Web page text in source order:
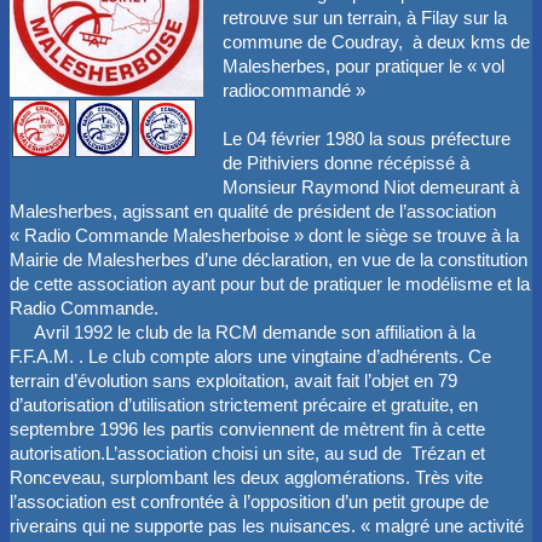
Nos constructions ▼
Petites Annonces
Espace Adhérents ▼
retrouve sur un terrain, à Filay sur la
commune de Coudray, à deux kms de
Malesherbes, pour pratiquer le « vol
radiocommandé »
Le 04 février 1980 la sous préfecture
de Pithiviers donne récépissé à
Monsieur Raymond Niot demeurant à
Malesherbes, agissant en qualité de président de l’association
« Radio Commande Malesherboise » dont le siège se trouve à la
Mairie de Malesherbes d’une déclaration, en vue de la constitution
de cette association ayant pour but de pratiquer le modélisme et la
Radio Commande.
Avril 1992 le club de la RCM demande son affiliation à la
F.F.A.M. . Le club compte alors une vingtaine d’adhérents. Ce
terrain d’évolution sans exploitation, avait fait l’objet en 79
d’autorisation d’utilisation strictement précaire et gratuite, en
septembre 1996 les partis conviennent de mètrent fin à cette
autorisation.L’association choisi un site, au sud de Trézan et
Ronceveau, surplombant les deux agglomérations. Très vite
l’association est confrontée à l’opposition d’un petit groupe de
riverains qui ne supporte pas les nuisances. « malgré une activité